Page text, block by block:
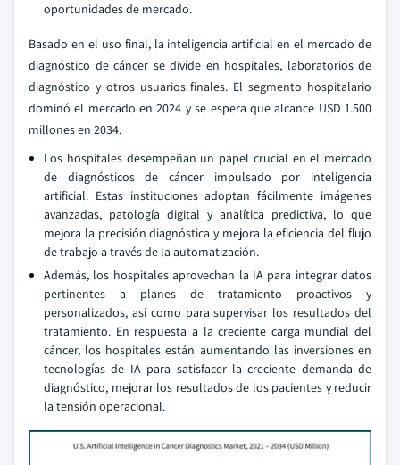
oportunidades de mercado.
Basado en el uso final, la inteligencia artificial en el mercado de
diagnóstico de cáncer se divide en hospitales, laboratorios de
diagnóstico y otros usuarios finales. El segmento hospitalario
dominó el mercado en 2024 y se espera que alcance USD 1.500
millones en 2034.
Los hospitales desempeñan un papel crucial en el mercado
de diagnósticos de cáncer impulsado por inteligencia
artificial. Estas instituciones adoptan fácilmente imágenes
avanzadas, patología digital y analítica predictiva, lo que
mejora la precisión diagnóstica y mejora la eficiencia del flujo
de trabajo a través de la automatización.
Además, los hospitales aprovechan la IA para integrar datos
pertinentes a planes de tratamiento proactivos y
personalizados, así como para supervisar los resultados del
tratamiento. En respuesta a la creciente carga mundial del
cáncer, los hospitales están aumentando las inversiones en
tecnologías de IA para satisfacer la creciente demanda de
diagnóstico, mejorar los resultados de los pacientes y reducir
la tensión operacional.